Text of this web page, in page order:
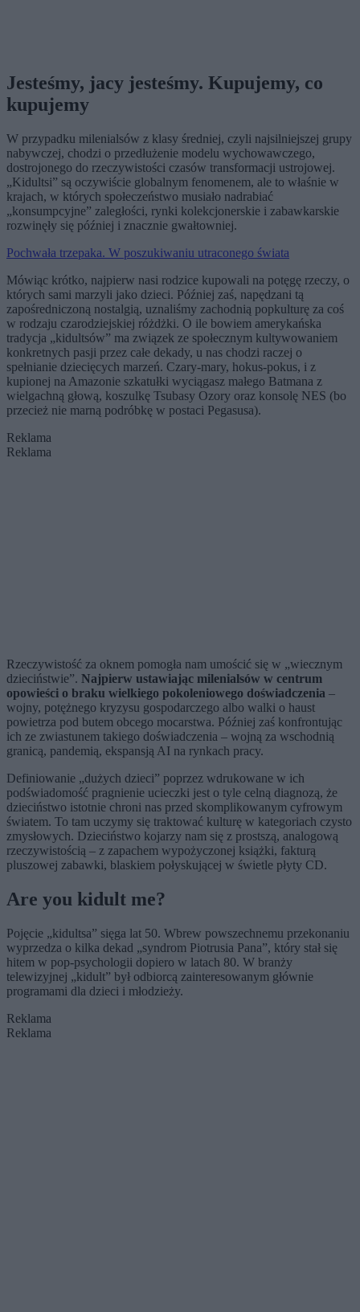
Jesteśmy, jacy jesteśmy. Kupujemy, co
kupujemy
W przypadku milenialsów z klasy średniej, czyli najsilniejszej grupy
nabywczej, chodzi o przedłużenie modelu wychowawczego,
dostrojonego do rzeczywistości czasów transformacji ustrojowej.
„Kidultsi” są oczywiście globalnym fenomenem, ale to właśnie w
krajach, w których społeczeństwo musiało nadrabiać
„konsumpcyjne” zaległości, rynki kolekcjonerskie i zabawkarskie
rozwinęły się później i znacznie gwałtowniej.
Pochwała trzepaka. W poszukiwaniu utraconego świata
Mówiąc krótko, najpierw nasi rodzice kupowali na potęgę rzeczy, o
których sami marzyli jako dzieci. Później zaś, napędzani tą
zapośredniczoną nostalgią, uznaliśmy zachodnią popkulturę za coś
w rodzaju czarodziejskiej różdżki. O ile bowiem amerykańska
tradycja „kidultsów” ma związek ze społecznym kultywowaniem
konkretnych pasji przez całe dekady, u nas chodzi raczej o
spełnianie dziecięcych marzeń. Czary-mary, hokus-pokus, i z
kupionej na Amazonie szkatułki wyciągasz małego Batmana z
wielgachną głową, koszulkę Tsubasy Ozory oraz konsolę NES (bo
przecież nie marną podróbkę w postaci Pegasusa).
Reklama
Reklama
Rzeczywistość za oknem pomogła nam umościć się w „wiecznym
dzieciństwie”. Najpierw ustawiając milenialsów w centrum
opowieści o braku wielkiego pokoleniowego doświadczenia –
wojny, potężnego kryzysu gospodarczego albo walki o haust
powietrza pod butem obcego mocarstwa. Później zaś konfrontując
ich ze zwiastunem takiego doświadczenia – wojną za wschodnią
granicą, pandemią, ekspansją AI na rynkach pracy.
Definiowanie „dużych dzieci” poprzez wdrukowane w ich
podświadomość pragnienie ucieczki jest o tyle celną diagnozą, że
dzieciństwo istotnie chroni nas przed skomplikowanym cyfrowym
światem. To tam uczymy się traktować kulturę w kategoriach czysto
zmysłowych. Dzieciństwo kojarzy nam się z prostszą, analogową
rzeczywistością – z zapachem wypożyczonej książki, fakturą
pluszowej zabawki, blaskiem połyskującej w świetle płyty CD.
Are you kidult me?
Pojęcie „kidultsa” sięga lat 50. Wbrew powszechnemu przekonaniu
wyprzedza o kilka dekad „syndrom Piotrusia Pana”, który stał się
hitem w pop-psychologii dopiero w latach 80. W branży
telewizyjnej „kidult” był odbiorcą zainteresowanym głównie
programami dla dzieci i młodzieży.
Reklama
Reklama